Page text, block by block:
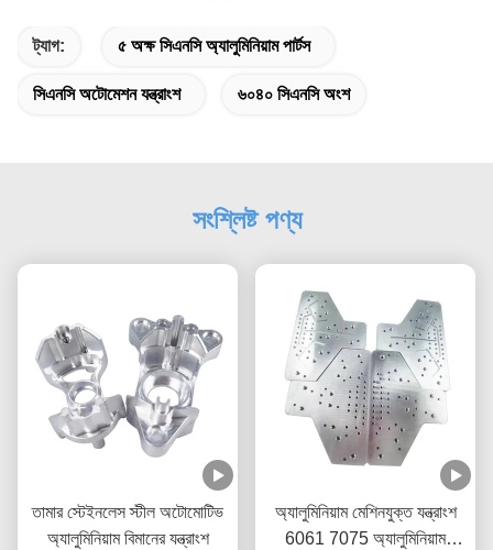
ট্যাগ: ৫ অক্ষ সিএনসি অ্যালুমিনিয়াম পার্টস
সিএনসি অটোমেশন যন্ত্রাংশ ৬০৪০ সিএনসি অংশ
সংশ্লিষ্ট পণ্য
তামার স্টেইনলেস স্টীল অটোমোটিভ
অ্যালুমিনিয়াম বিমানের যন্ত্রাংশ
অ্যালুমিনিয়াম মেশিনযুক্ত যন্ত্রাংশ
6061 7075 অ্যালুমিনিয়াম